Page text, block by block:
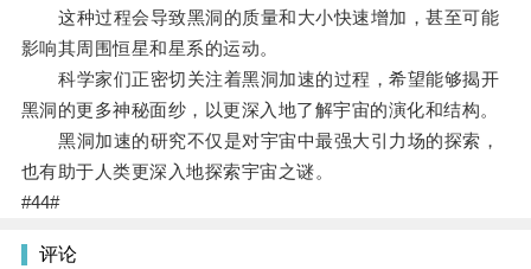
这种过程会导致黑洞的质量和大小快速增加，甚至可能
影响其周围恒星和星系的运动。
科学家们正密切关注着黑洞加速的过程，希望能够揭开
黑洞的更多神秘面纱，以更深入地了解宇宙的演化和结构。
黑洞加速的研究不仅是对宇宙中最强大引力场的探索，
也有助于人类更深入地探索宇宙之谜。
#44#
评论